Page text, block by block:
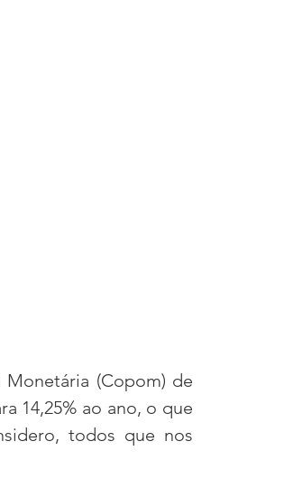
(Copom) de
14,25% ao ano, o que
todos que nos